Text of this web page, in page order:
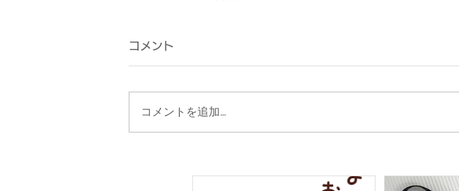
コメント
コメントを追加…